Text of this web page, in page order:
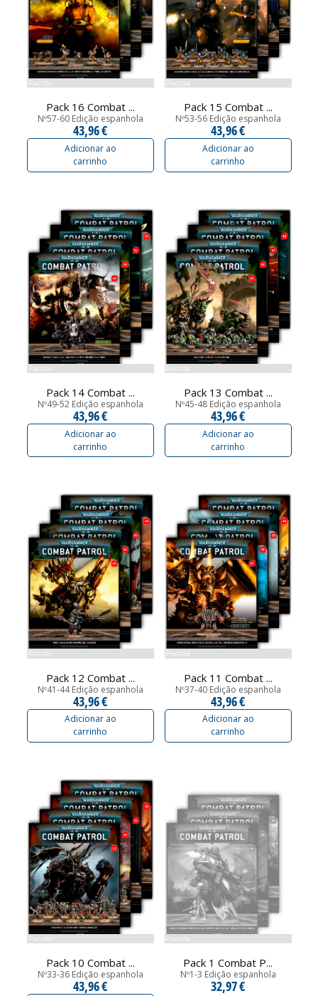
Pacote
Pack 16 Combat ...
Nº57-60 Edição espanhola
43,96 €
Adicionar ao
carrinho
Pacote
Pack 15 Combat ...
Nº53-56 Edição espanhola
43,96 €
Adicionar ao
carrinho
Pacote
Pack 14 Combat ...
Nº49-52 Edição espanhola
43,96 €
Adicionar ao
carrinho
Pacote
Pack 13 Combat ...
Nº45-48 Edição espanhola
43,96 €
Adicionar ao
carrinho
Pacote
Pack 12 Combat ...
Nº41-44 Edição espanhola
43,96 €
Adicionar ao
carrinho
Pacote
Pack 11 Combat ...
Nº37-40 Edição espanhola
43,96 €
Adicionar ao
carrinho
Pacote
Pack 10 Combat ...
Nº33-36 Edição espanhola
43,96 €
Pacote
Pack 1 Combat P...
Nº1-3 Edição espanhola
32,97 €